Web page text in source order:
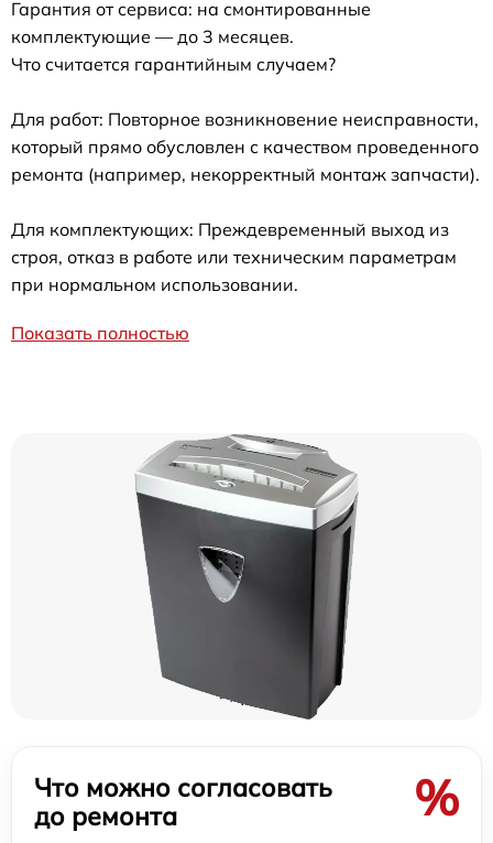
Гарантия от сервиса: на смонтированные
комплектующие — до 3 месяцев.
Что считается гарантийным случаем?
Для работ: Повторное возникновение неисправности,
который прямо обусловлен с качеством проведенного
ремонта (например, некорректный монтаж запчасти).
Для комплектующих: Преждевременный выход из
строя, отказ в работе или техническим параметрам
при нормальном использовании.
Показать полностью
Что можно согласовать
до ремонта
%